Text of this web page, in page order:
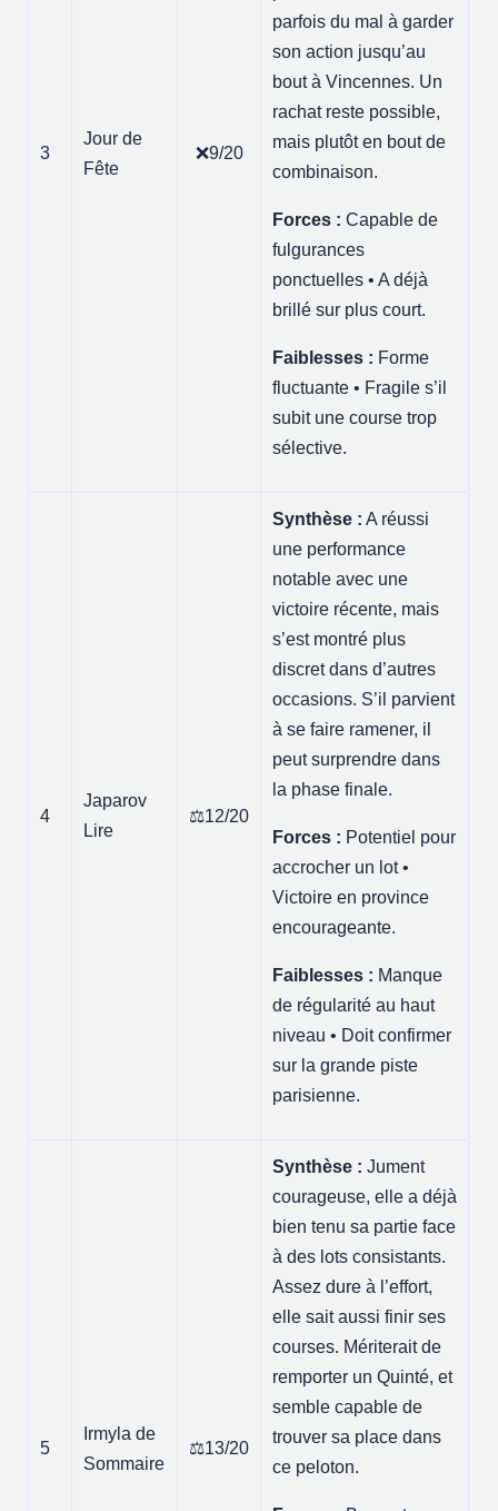
3
Jour de
Fête
❌9/20
parfois du mal à garder
son action jusqu’au
bout à Vincennes. Un
rachat reste possible,
mais plutôt en bout de
combinaison.
Forces : Capable de
fulgurances
ponctuelles • A déjà
brillé sur plus court.
Faiblesses : Forme
fluctuante • Fragile s’il
subit une course trop
sélective.
4
Japarov
Lire
⚖️12/20
Synthèse : A réussi
une performance
notable avec une
victoire récente, mais
s’est montré plus
discret dans d’autres
occasions. S’il parvient
à se faire ramener, il
peut surprendre dans
la phase finale.
Forces : Potentiel pour
accrocher un lot •
Victoire en province
encourageante.
Faiblesses : Manque
de régularité au haut
niveau • Doit confirmer
sur la grande piste
parisienne.
5
Irmyla de
Sommaire
⚖️13/20
Synthèse : Jument
courageuse, elle a déjà
bien tenu sa partie face
à des lots consistants.
Assez dure à l’effort,
elle sait aussi finir ses
courses. Mériterait de
remporter un Quinté, et
semble capable de
trouver sa place dans
ce peloton.